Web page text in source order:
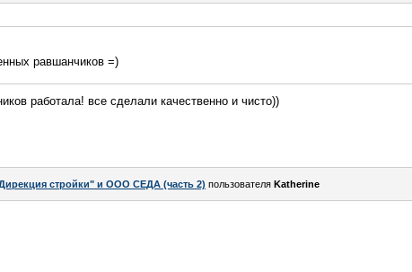
равшанчиков =)
работала! все сделали качественно и чисто))
стройки" и ООО СЕДА (часть 2) пользователя Katherine